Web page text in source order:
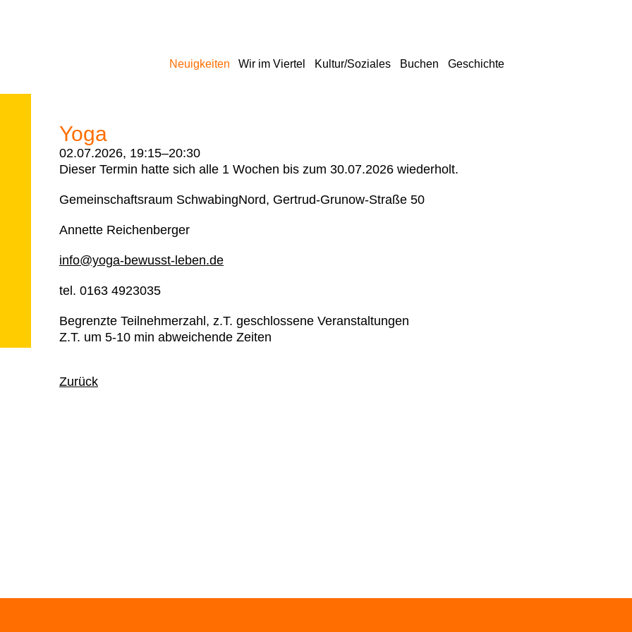
Neuigkeiten Wir im Viertel Kultur/Soziales Buchen Geschichte
Yoga
02.07.2026, 19:15–20:30
Dieser Termin hatte sich alle 1 Wochen bis zum 30.07.2026 wiederholt.
Gemeinschaftsraum SchwabingNord, Gertrud-Grunow-Straße 50
Annette Reichenberger
info@yoga-bewusst-leben.de
tel. 0163 4923035
Begrenzte Teilnehmerzahl, z.T. geschlossene Veranstaltungen
Z.T. um 5-10 min abweichende Zeiten
Zurück